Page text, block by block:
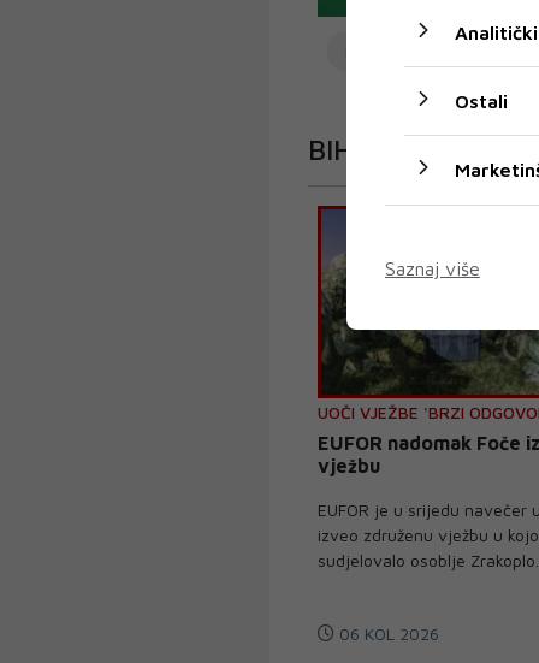
BIH
UOČI VJEŽBE 'BRZI
EUFOR nadomak Foče
vježbu
EUFOR je u srijedu navečer
izveo združenu vježbu u
sudjelovalo osoblje
06 KOL 2026
Analitički
Ostali
Saznaj više